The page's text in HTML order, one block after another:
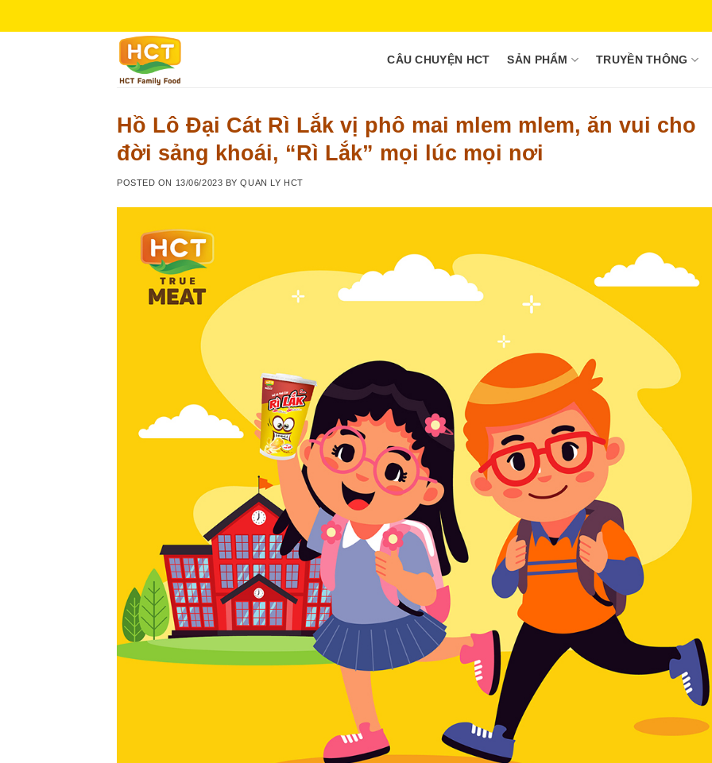
to
CÂU CHUYỆN HCT SẢN PHẨM TRUYỀN THÔNG
Hồ Lô Đại Cát Rì Lắk vị phô mai mlem mlem, ăn vui cho
đời sảng khoái, “Rì Lắk” mọi lúc mọi nơi
POSTED ON 13/06/2023 BYQUAN LY HCT